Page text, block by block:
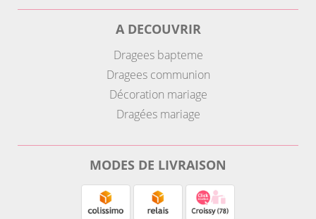
A DECOUVRIR
Dragees bapteme
Dragees communion
Décoration mariage
Dragées mariage
MODES DE LIVRAISON